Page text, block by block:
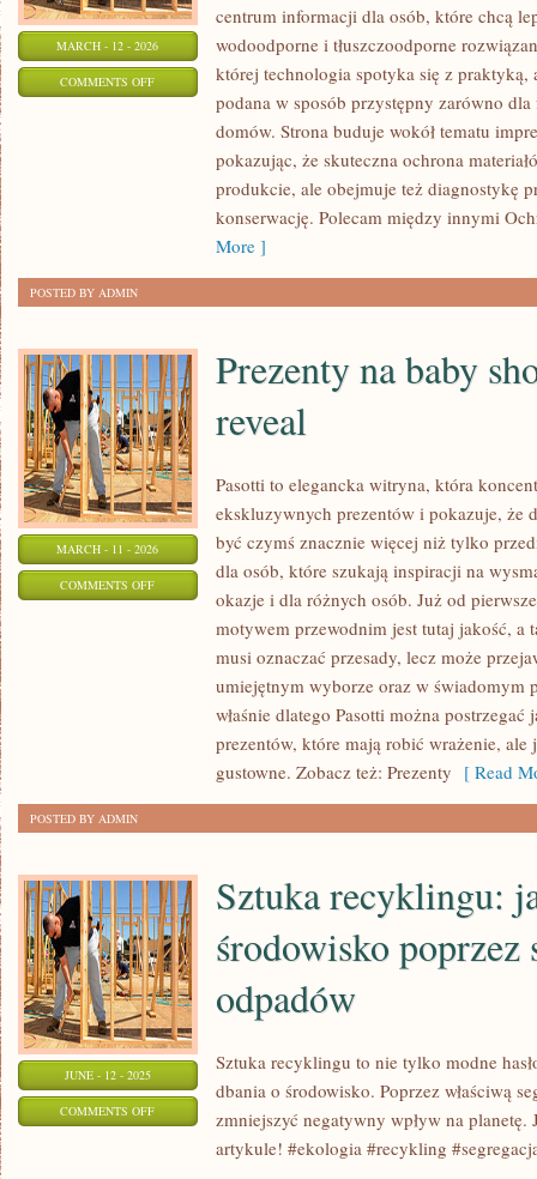
MARCH - 12 - 2026
COMMENTS OFFON
KONSERWACJA
centrum informacji dla osób, które chcą
wodoodporne i tłuszczoodporne
której technologia spotyka się z praktyką,
podana w sposób przystępny zarówno
domów. Strona buduje wokół tematu
pokazując, że skuteczna ochrona
produkcie, ale obejmuje też diagnostykę
konserwację. Polecam między innymi
More ]
POSTED BY ADMIN
MARCH - 11 - 2026
COMMENTS OFFON
Prezenty na baby
reveal
Pasotti to elegancka witryna, która
ekskluzywnych prezentów i pokazuje, że
być czymś znacznie więcej niż tylko
dla osób, które szukają inspiracji na
okazje i dla różnych osób. Już od
motywem przewodnim jest tutaj jakość, a
musi oznaczać przesady, lecz może
umiejętnym wyborze oraz w świadomym
właśnie dlatego Pasotti można
prezentów, które mają robić wrażenie, ale
gustowne. Zobacz też: Prezenty [ Read
POSTED BY ADMIN
JUNE - 12 - 2025
COMMENTS OFFON
Sztuka recyklingu:
środowisko poprzez
odpadów
Sztuka recyklingu to nie tylko modne
dbania o środowisko. Poprzez właściwą
zmniejszyć negatywny wpływ na
artykule! #ekologia #recykling